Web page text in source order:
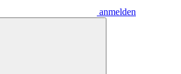
anmelden